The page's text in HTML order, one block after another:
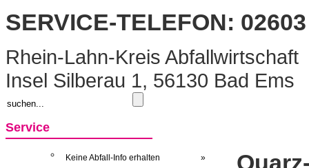
SERVICE-TELEFON:
Rhein-Lahn-Kreis Abfallwirtschaft
Insel Silberau 1, 56130 Bad Ems
Service
Keine Abfall-Info erhalten »